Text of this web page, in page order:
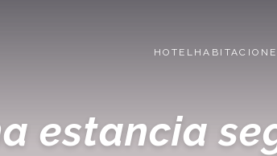
HOTEL
estancia